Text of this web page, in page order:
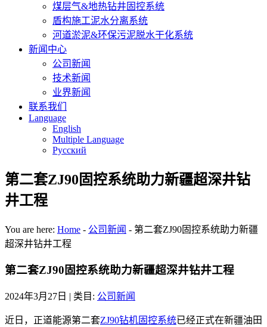
煤层气&地热钻井固控系统
盾构施工泥水分离系统
河道淤泥&环保污泥脱水干化系统
新闻中心
公司新闻
技术新闻
业界新闻
联系我们
Language
English
Multiple Language
Русский
第二套ZJ90固控系统助力新疆超深井钻
井工程
You are here: Home - 公司新闻 - 第二套ZJ90固控系统助力新疆
超深井钻井工程
第二套ZJ90固控系统助力新疆超深井钻井工程
2024年3月27日 | 类目: 公司新闻
近日，正道能源第二套ZJ90钻机固控系统已经正式在新疆油田